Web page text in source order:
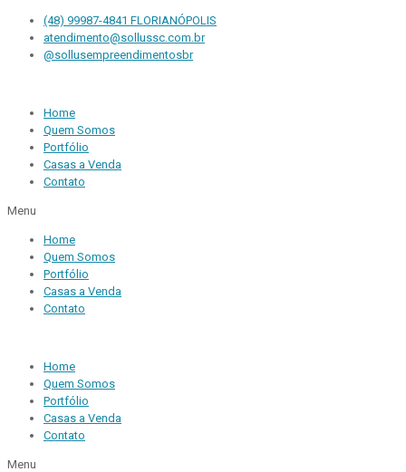
(48) 99987-4841 FLORIANÓPOLIS
atendimento@sollussc.com.br
@sollusempreendimentosbr
Home
Quem Somos
Portfólio
Casas a Venda
Contato
Menu
Home
Quem Somos
Portfólio
Casas a Venda
Contato
Home
Quem Somos
Portfólio
Casas a Venda
Contato
Menu